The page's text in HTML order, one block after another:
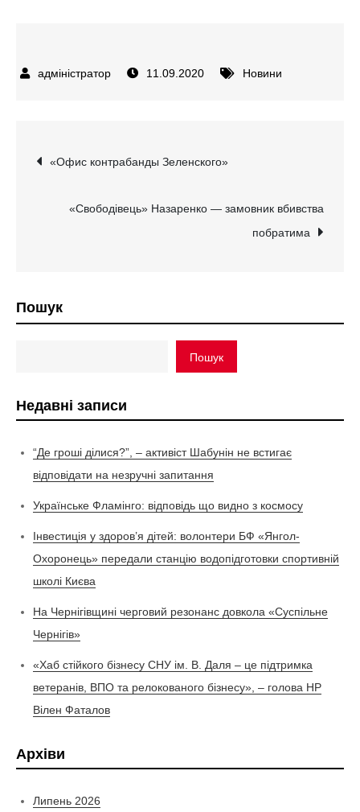
11.09.2020 Новини
Навігація
записів
«Офис контрабанды Зеленского»
«Свободівець» Назаренко — замовник вбивства
побратима
Пошук
Пошук
Недавні записи
“Де гроші ділися?”, – активіст Шабунін не встигає
відповідати на незручні запитання
Українське Фламінго: відповідь що видно з космосу
Інвестиція у здоров’я дітей: волонтери БФ «Янгол-
Охоронець» передали станцію водопідготовки спортивній
школі Києва
На Чернігівщині черговий резонанс довкола «Суспільне
Чернігів»
«Хаб стійкого бізнесу СНУ ім. В. Даля – це підтримка
ветеранів, ВПО та релокованого бізнесу», – голова НР
Вілен Фаталов
Архіви
Липень 2026